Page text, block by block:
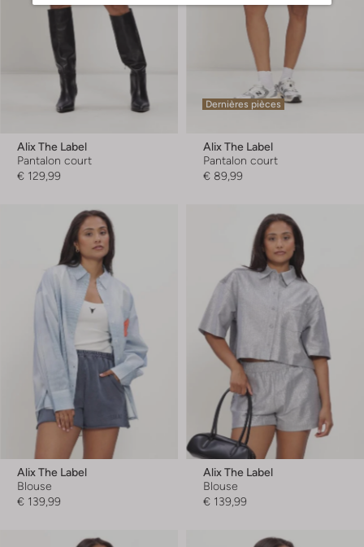
Alix The Label
Pantalon court
€ 129,99
Dernières pièces
Alix The Label
Pantalon court
€ 89,99
Alix The Label
Blouse
€ 139,99
Alix The Label
Blouse
€ 139,99